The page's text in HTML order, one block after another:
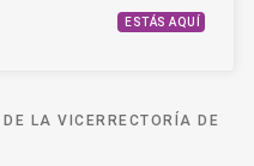
ESTÁS AQUÍ
LA VICERRECTORÍA DE